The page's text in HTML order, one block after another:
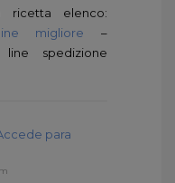
ricetta elenco:
migliore –
spedizione
para